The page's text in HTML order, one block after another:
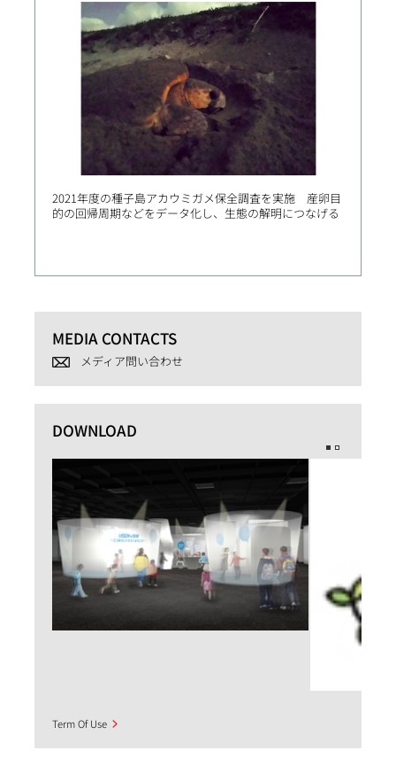
2021年度の種子島アカウミガメ保全調査を実施 産卵目
的の回帰周期などをデータ化し、生態の解明につなげる
MEDIA CONTACTS
メディア問い合わせ
DOWNLOAD
Term Of Use